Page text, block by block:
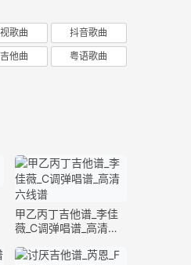
歌曲 抖音歌曲
他曲 粤语歌曲
甲乙丙丁吉他谱_李佳
薇_C调弹唱谱_高清六